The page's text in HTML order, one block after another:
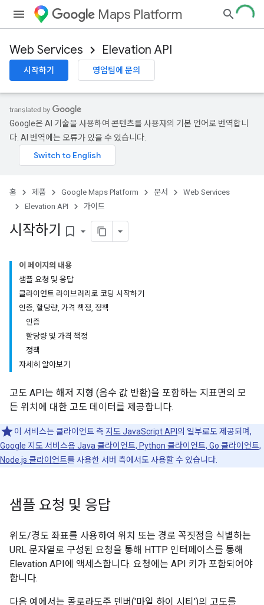
Maps Platform
Web Services Elevation API
시작하기 영업팀에 문의
Google은 AI 기술을 사용하여 콘텐츠를 사용자의 기본 언어로 번역합니
다. AI 번역에는 오류가 있을 수 있습니다.
홈 제품 Google Maps Platform 문서
Web Services
Elevation API
가이드
시작하기 bookmark_border
이 페이지의 내용
샘플 요청 및 응답
클라이언트 라이브러리로 코딩 시작하기
인증, 할당량, 가격 책정, 정책
인증
할당량 및 가격 책정
정책
자세히 알아보기
고도 API는 해저 지형 (음수 값 반환)을 포함하는 지표면의 모
든 위치에 대한 고도 데이터를 제공합니다.
이 서비스는 클라이언트 측 지도 JavaScript API 의 일부로도 제공되며,
Google 지도 서비스용 Java 클라이언트, Python 클라이언트, Go 클라이언트,
Node.js 클라이언트를 사용한 서버 측에서도 사용할 수 있습니다.
샘플 요청 및 응답
위도/경도 좌표를 사용하여 위치 또는 경로 꼭짓점을 식별하는
URL 문자열로 구성된 요청을 통해 HTTP 인터페이스를 통해
Elevation API에 액세스합니다. 요청에는 API 키가 포함되어야
합니다.
다음 예에서는 콜로라도주 덴버('마일 하이 시티')의 고도를